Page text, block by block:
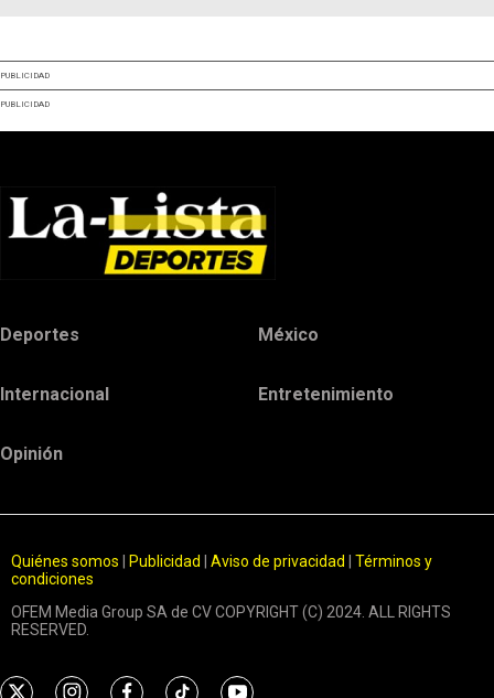
PUBLICIDAD
PUBLICIDAD
Deportes México
Internacional Entretenimiento
Opinión
Quiénes somos Publicidad Aviso de privacidad
Términos y
condiciones
OFEM Media Group SA de CV COPYRIGHT (C) 2024. ALL RIGHTS
RESERVED.